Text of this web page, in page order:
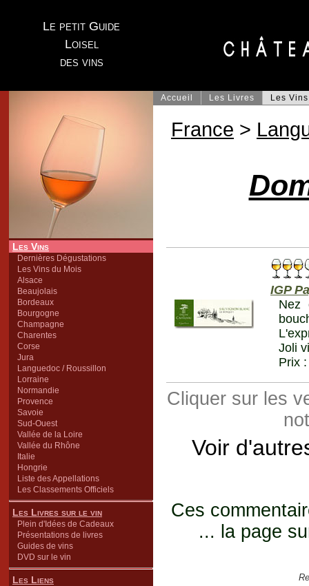
Le petit Guide
Loisel
des vins
Les Vins
Dernières Dégustations
Les Vins du Mois
Alsace
Beaujolais
Bordeaux
Bourgogne
Champagne
Charentes
Corse
Jura
Languedoc / Roussillon
Lorraine
Normandie
Provence
Savoie
Sud-Ouest
Vallée de la Loire
Vallée du Rhône
Italie
Hongrie
Liste des Appellations
Les Classements Officiels
Les Livres sur le vin
Plein d'Idées de Cadeaux
Présentations de livres
Guides de vins
DVD sur le vin
Les Liens
Accueil Les Livres Les Vins
France >
IGP
Nez
Joli
Prix :
Cliquer sur les
Voir
Ces
... la page